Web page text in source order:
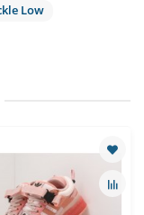
Low